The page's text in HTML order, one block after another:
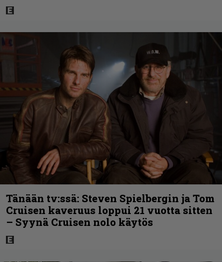
Tänään tv:ssä: Steven Spielbergin ja Tom
Cruisen kaveruus loppui 21 vuotta sitten
– Syynä Cruisen nolo käytös